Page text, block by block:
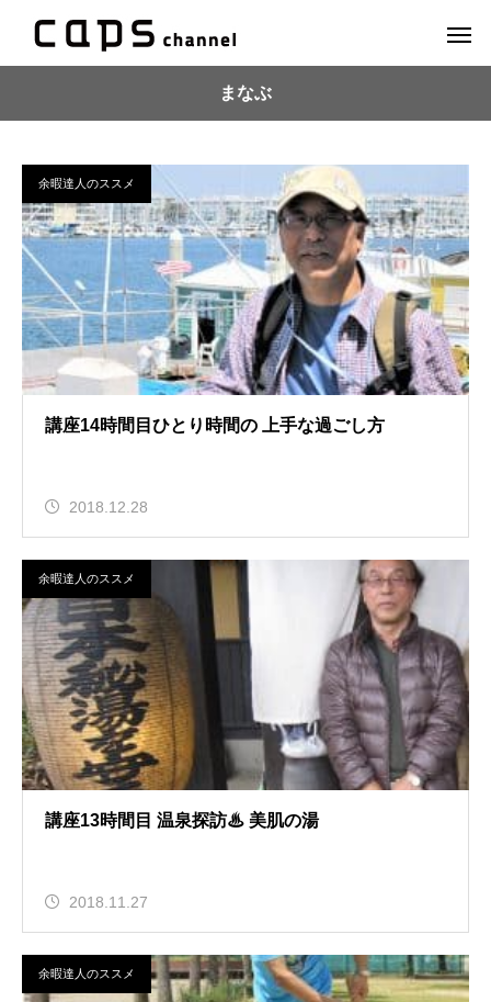
まなぶ
余暇達人のススメ
講座14時間目ひとり時間の 上手な過ごし方
2018.12.28
余暇達人のススメ
講座13時間目 温泉探訪♨ 美肌の湯
2018.11.27
余暇達人のススメ